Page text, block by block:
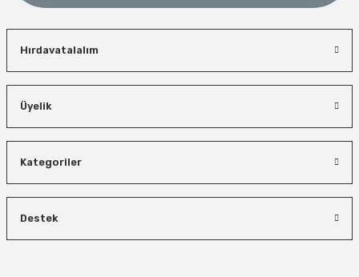
Hırdavatalalım
Üyelik
Kategoriler
Destek